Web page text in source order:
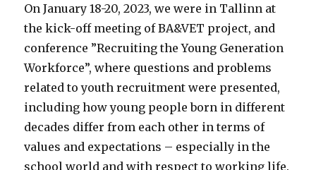
On January 18-20, 2023, we were in Tallinn at
the kick-off meeting of BA&VET project, and
conference ”Recruiting the Young Generation
Workforce”, where questions and problems
related to youth recruitment were presented,
including how young people born in different
decades differ from each other in terms of
values and expectations – especially in the
school world and with respect to working life.